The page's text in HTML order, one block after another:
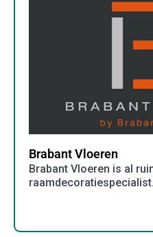
Brabant Vloeren
Brabant Vloeren is al
raamdecoratiespecialist.